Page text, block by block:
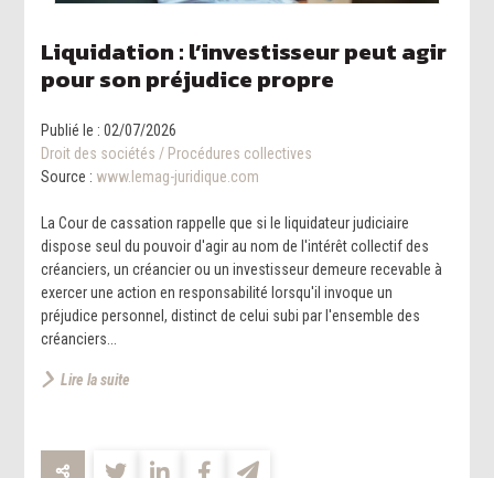
Liquidation : l’investisseur peut agir
pour son préjudice propre
Publié le :02/07/2026
Droit des sociétés / Procédures collectives
Source : www.lemag-juridique.com
La Cour de cassation rappelle que si le liquidateur judiciaire
dispose seul du pouvoir d'agir au nom de l'intérêt collectif des
créanciers, un créancier ou un investisseur demeure recevable à
exercer une action en responsabilité lorsqu'il invoque un
préjudice personnel, distinct de celui subi par l'ensemble des
créanciers...
Lire la suite